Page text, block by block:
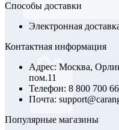
Способы доставки
Электронная
Контактная информация
Адрес: Москва,
пом.11
Телефон: 8 800 700
Почта:
Популярные магазины